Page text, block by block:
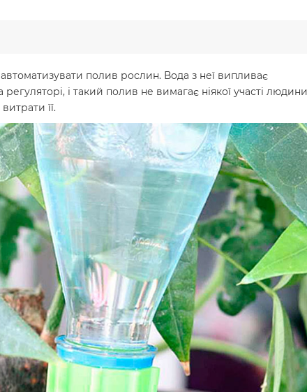
полив рослин. Вода з неї випливає
і такий полив не вимагає ніякої участі людини
її.